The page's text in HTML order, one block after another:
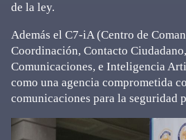
de la ley.
Además el C7-iA (Centro de
Coordinación, Contacto
Comunicaciones, e Inteligencia
como una agencia comprometida
comunicaciones para la seguridad